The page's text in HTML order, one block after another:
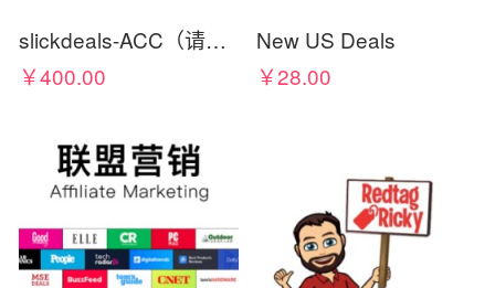
slickdeals-ACC（请在标题写上佣金比例）
￥400.00
New US Deals
￥28.00